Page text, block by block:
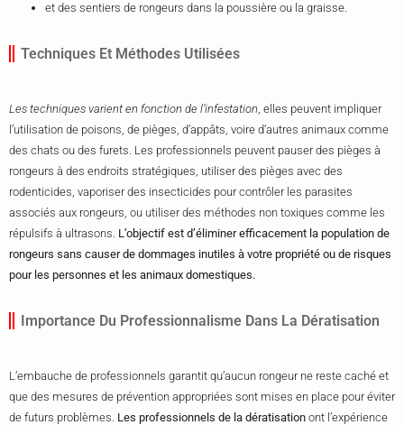
et des sentiers de rongeurs dans la poussière ou la graisse.
Techniques Et Méthodes Utilisées
Les techniques varient en fonction de l’infestation , elles peuvent impliquer
l’utilisation de poisons, de pièges, d’appâts, voire d’autres animaux comme
des chats ou des furets. Les professionnels peuvent pauser des pièges à
rongeurs à des endroits stratégiques, utiliser des pièges avec des
rodenticides, vaporiser des insecticides pour contrôler les parasites
associés aux rongeurs, ou utiliser des méthodes non toxiques comme les
répulsifs à ultrasons. L’objectif est d’éliminer efficacement la population de
rongeurs sans causer de dommages inutiles à votre propriété ou de risques
pour les personnes et les animaux domestiques.
Importance Du Professionnalisme Dans La Dératisation
L’embauche de professionnels garantit qu’aucun rongeur ne reste caché et
que des mesures de prévention appropriées sont mises en place pour éviter
de futurs problèmes. Les professionnels de la dératisation ont l’expérience